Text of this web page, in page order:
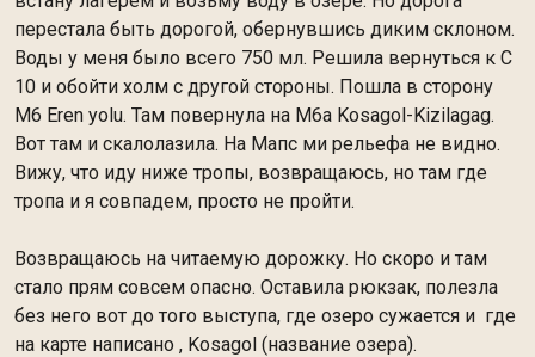
перестала быть дорогой, обернувшись диким склоном.
Воды у меня было всего 750 мл. Решила вернуться к С
10 и обойти холм с другой стороны. Пошла в сторону
М6 Eren yolu. Там повернула на M6a Kosagol-Kizilagag.
Вот там и скалолазила. На Мапс ми рельефа не видно.
Вижу, что иду ниже тропы, возвращаюсь, но там где
тропа и я совпадем, просто не пройти.
Возвращаюсь на читаемую дорожку. Но скоро и там
стало прям совсем опасно. Оставила рюкзак, полезла
без него вот до того выступа, где озеро сужается и где
на карте написано , Kosagol (название озера).